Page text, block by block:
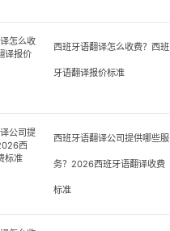
西班牙语翻译怎么收费？西班
牙语翻译报价标准
西班牙语翻译公司提供哪些服
务？2026西班牙语翻译收费
标准